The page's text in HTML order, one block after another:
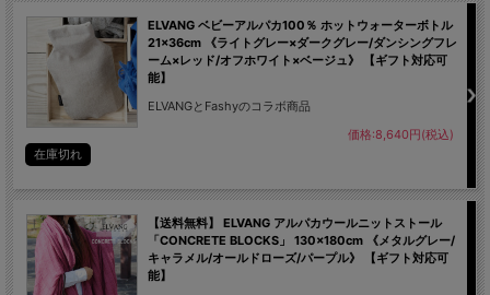
ELVANG ベビーアルパカ100％ ホットウォーターボトル
21×36cm 《ライトグレー×ダークグレー/ダンシングフレ
ーム×レッド/オフホワイト×ベージュ》 【ギフト対応可
能】
ELVANGとFashyのコラボ商品
価格:8,640円(税込)
在庫切れ
【送料無料】 ELVANG アルパカウールニットストール
「CONCRETE BLOCKS」 130×180cm 《メタルグレー/
キャラメル/オールドローズ/パープル》 【ギフト対応可
能】